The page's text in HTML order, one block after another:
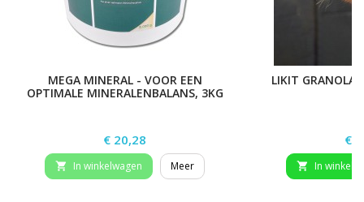
MEGA MINERAL - VOOR EEN
OPTIMALE MINERALENBALANS, 3KG
Prijs
€ 20,28
 In winkelwagen Meer
LIKIT GRANOLA
€
 In